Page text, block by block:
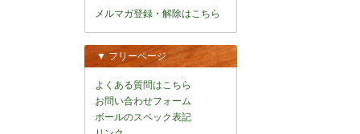
メルマガ登録・解除はこちら
▼ フリーページ
よくある質問はこちら
お問い合わせフォーム
ボールのスペック表記